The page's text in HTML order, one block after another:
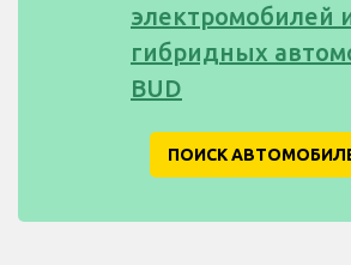
электромобилей
гибридных
BUD
ПОИСК